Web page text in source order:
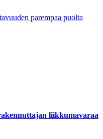
parempaa puolta
liikkumavaraa